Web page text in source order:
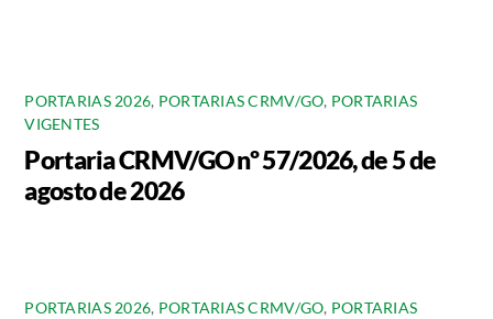
PORTARIAS 2026, PORTARIAS CRMV/GO, PORTARIAS
VIGENTES
Portaria CRMV/GO nº 57/2026, de 5 de
agosto de 2026
PORTARIAS 2026, PORTARIAS CRMV/GO, PORTARIAS